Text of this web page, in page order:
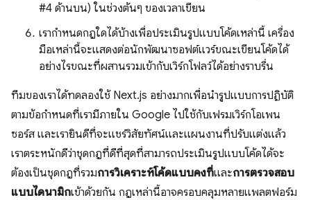
#4 ด้านบน) ในช่วงต้นๆ ของเวลาเขียน
เรากำหนดกฎใดได้บ้างเพื่อประเมินรูปแบบโค้ดเหล่านี้ เครื่อง
มือเหล่านี้จะแสดงต่อนักพัฒนาซอฟต์แวร์ขณะเขียนโค้ดได้
อย่างไรขณะที่ผสานรวมเข้ากับเวิร์กโฟลว์ได้อย่างราบรื่น
ทีมของเราได้ทดลองใช้ Next.js อย่างมากเพื่อนำรูปแบบการปฏิบัติ
ตามข้อกำหนดที่เรามีภายใน Google ไปใช้กับเฟรมเวิร์กโอเพน
ซอร์ส และเรายินดีที่จะแชร์วิสัยทัศน์และแผนงานที่ปรับแต่งแล้ว
เราตระหนักดีว่าชุดกฎที่ดีที่สุดที่สามารถประเมินรูปแบบโค้ดได้จะ
ต้องเป็นชุดกฎที่รวมการวิเคราะห์โค้ดแบบคงที่และการตรวจสอบ
แบบไดนามิกเข้าด้วยกัน กฎเหล่านี้อาจครอบคลุมหลายแพลตฟอร์ม